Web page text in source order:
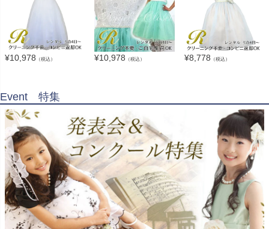
¥10,978 （税込） ¥10,978 （税込） ¥8,778 （税込）
Event 特集